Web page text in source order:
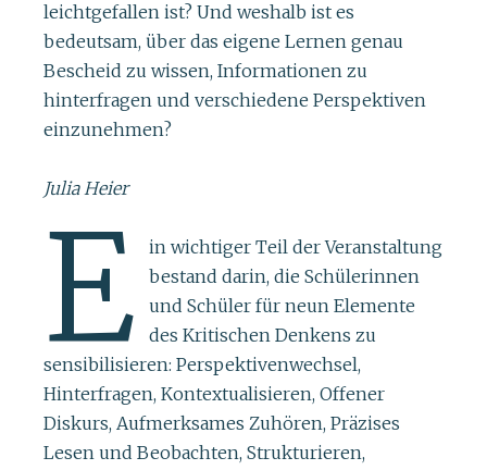
leichtgefallen ist? Und weshalb ist es
bedeutsam, über das eigene Lernen genau
Bescheid zu wissen, Informationen zu
hinterfragen und verschiedene Perspektiven
einzunehmen?
Julia Heier
E
in wichtiger Teil der Veranstaltung
bestand darin, die Schülerinnen
und Schüler für neun Elemente
des Kritischen Denkens zu
sensibilisieren: Perspektivenwechsel,
Hinterfragen, Kontextualisieren, Offener
Diskurs, Aufmerksames Zuhören, Präzises
Lesen und Beobachten, Strukturieren,